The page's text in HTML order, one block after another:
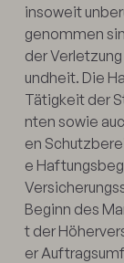
insoweit
genommen
der
undheit. Die
Tätigkeit der
nten sowie
en
e
Beginn des
t der
er